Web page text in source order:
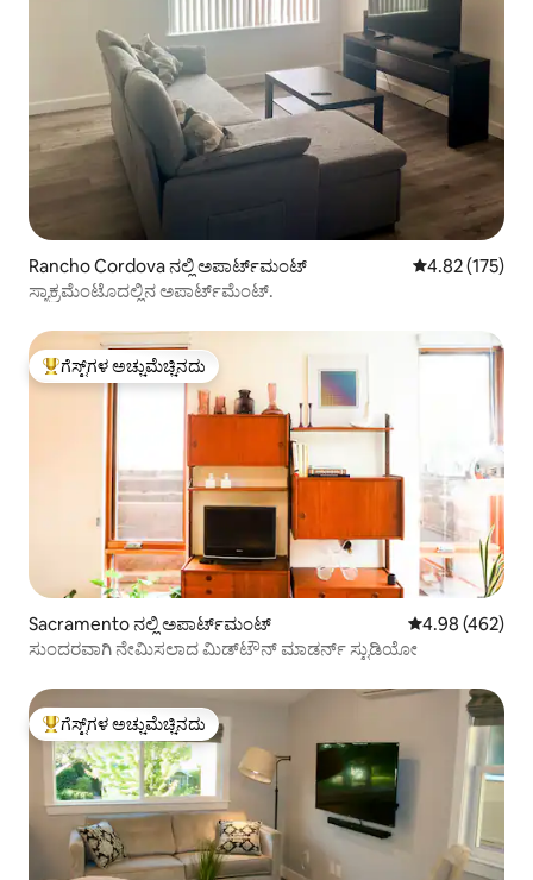
Rancho Cordova ನಲ್ಲಿ ಅಪಾರ್ಟ್‌ಮಂಟ್ 5 ರಲ್ಲಿ 4.82
4.82 (175)
ಸ್ಯಾಕ್ರಮೆಂಟೊದಲ್ಲಿನ ಅಪಾರ್ಟ್‌ಮೆಂಟ್.
ಗೆಸ್ಟ್‌ಗಳಿಗೆ ಅತಿ ಹೆಚ್ಚು ಅಚ್ಚುಮೆಚ್ಚಿನದು
ಗೆಸ್ಟ್‌ಗಳ ಅಚ್ಚುಮೆಚ್ಚಿನದು
Sacramento ನಲ್ಲಿ ಅಪಾರ್ಟ್‌ಮಂಟ್ 5 ರಲ್ಲಿ 4.98
4.98 (462)
ಸುಂದರವಾಗಿ ನೇಮಿಸಲಾದ ಮಿಡ್‌ಟೌನ್ ಮಾಡರ್ನ್ ಸ್ಟುಡಿಯೋ
ಗೆಸ್ಟ್‌ಗಳಿಗೆ ಅತಿ ಹೆಚ್ಚು ಅಚ್ಚುಮೆಚ್ಚಿನದು
ಗೆಸ್ಟ್‌ಗಳ ಅಚ್ಚುಮೆಚ್ಚಿನದು